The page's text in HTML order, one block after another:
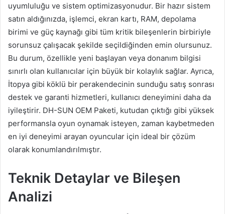
uyumluluğu ve sistem optimizasyonudur. Bir hazır sistem
satın aldığınızda, işlemci, ekran kartı, RAM, depolama
birimi ve güç kaynağı gibi tüm kritik bileşenlerin birbiriyle
sorunsuz çalışacak şekilde seçildiğinden emin olursunuz.
Bu durum, özellikle yeni başlayan veya donanım bilgisi
sınırlı olan kullanıcılar için büyük bir kolaylık sağlar. Ayrıca,
İtopya gibi köklü bir perakendecinin sunduğu satış sonrası
destek ve garanti hizmetleri, kullanıcı deneyimini daha da
iyileştirir. DH-SUN OEM Paketi, kutudan çıktığı gibi yüksek
performansla oyun oynamak isteyen, zaman kaybetmeden
en iyi deneyimi arayan oyuncular için ideal bir çözüm
olarak konumlandırılmıştır.
Teknik Detaylar ve Bileşen
Analizi